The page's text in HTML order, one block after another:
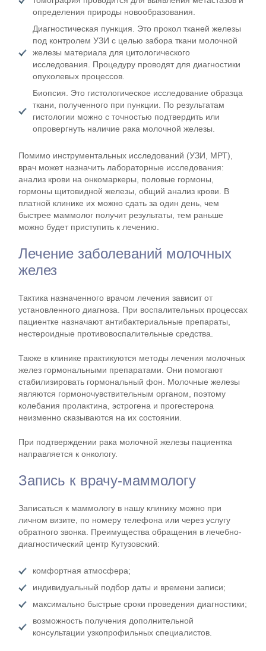
определения природы новообразования.
Диагностическая пункция. Это прокол тканей железы
под контролем УЗИ с целью забора ткани молочной
железы материала для цитологического
исследования. Процедуру проводят для диагностики
опухолевых процессов.
Биопсия. Это гистологическое исследование образца
ткани, полученного при пункции. По результатам
гистологии можно с точностью подтвердить или
опровергнуть наличие рака молочной железы.
Помимо инструментальных исследований (УЗИ, МРТ),
врач может назначить лабораторные исследования:
анализ крови на онкомаркеры, половые гормоны,
гормоны щитовидной железы, общий анализ крови. В
платной клинике их можно сдать за один день, чем
быстрее маммолог получит результаты, тем раньше
можно будет приступить к лечению.
Лечение заболеваний молочных
желез
Тактика назначенного врачом лечения зависит от
установленного диагноза. При воспалительных процессах
пациентке назначают антибактериальные препараты,
нестероидные противовоспалительные средства.
Также в клинике практикуются методы лечения молочных
желез гормональными препаратами. Они помогают
стабилизировать гормональный фон. Молочные железы
являются гормоночувствительным органом, поэтому
колебания пролактина, эстрогена и прогестерона
неизменно сказываются на их состоянии.
При подтверждении рака молочной железы пациентка
направляется к онкологу.
Запись к врачу-маммологу
Записаться к маммологу в нашу клинику можно при
личном визите, по номеру телефона или через услугу
обратного звонка. Преимущества обращения в лечебно-
диагностический центр Кутузовский:
комфортная атмосфера;
индивидуальный подбор даты и времени записи;
максимально быстрые сроки проведения диагностики;
возможность получения дополнительной
консультации узкопрофильных специалистов.